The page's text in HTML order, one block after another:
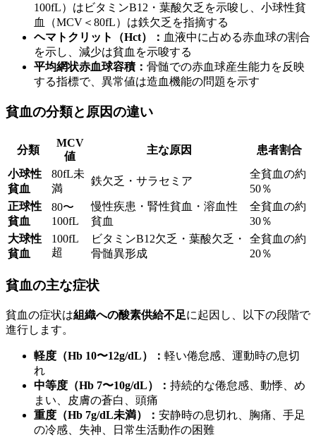
100fL）はビタミンB12・葉酸欠乏を示唆し、小球性貧
血（MCV＜80fL）は鉄欠乏を指摘する
ヘマトクリット（Hct）： 血液中に占める赤血球の割合
を示し、減少は貧血を示唆する
平均網状赤血球容積： 骨髄での赤血球産生能力を反映
する指標で、異常値は造血機能の問題を示す
貧血の分類と原因の違い
分類
MCV
値
主な原因
患者割合
小球性
貧血
80fL未
満
鉄欠乏・サラセミア
全貧血の約
50％
正球性
貧血
80〜
100fL
慢性疾患・腎性貧血・溶血性
貧血
全貧血の約
30％
大球性
貧血
100fL
超
ビタミンB12欠乏・葉酸欠乏・
骨髄異形成
全貧血の約
20％
貧血の主な症状
貧血の症状は組織への酸素供給不足に起因し、以下の段階で
進行します。
軽度（Hb 10〜12g/dL）： 軽い倦怠感、運動時の息切
れ
中等度（Hb 7〜10g/dL）： 持続的な倦怠感、動悸、め
まい、皮膚の蒼白、頭痛
重度（Hb 7g/dL未満）： 安静時の息切れ、胸痛、手足
の冷感、失神、日常生活動作の困難